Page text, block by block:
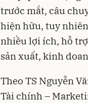
trước mắt, câu
hiện hữu, tuy
nhiều lợi ích, hỗ
sản xuất, kinh
Theo TS Nguyễn
Tài chính –